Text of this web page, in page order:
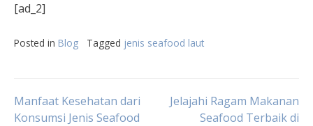
[ad_2]
Posted in Blog Tagged jenis seafood laut
Post
Manfaat Kesehatan dari
Konsumsi Jenis Seafood
Jelajahi Ragam Makanan
Seafood Terbaik di